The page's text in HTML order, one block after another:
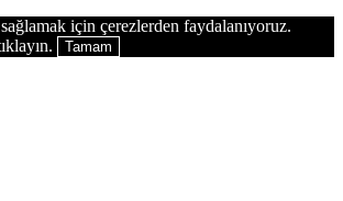
için çerezlerden faydalanıyoruz.
Tamam